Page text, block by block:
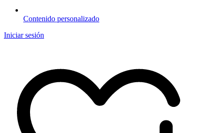
Contenido personalizado
Iniciar sesión